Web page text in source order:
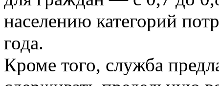
населению категорий
года.
Кроме того, служба